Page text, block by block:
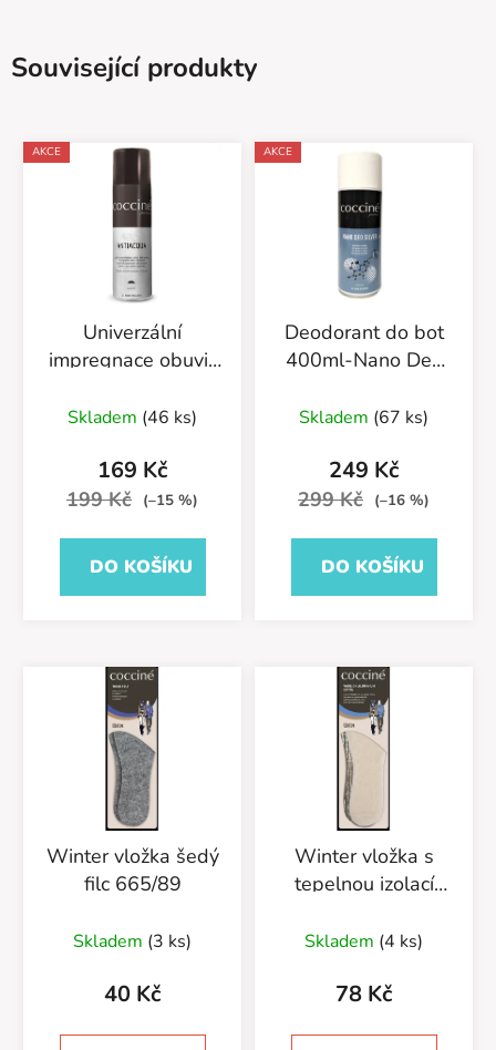
Související produkty
AKCE
Univerzální
impregnace obuvi-
55/58/250ML
Skladem (46 ks)
169 Kč
199 Kč (–15 %)
DO KOŠÍKU
AKCE
Deodorant do bot
400ml-Nano Deo
hodnocení
produktu
5
Skladem (67 ks)
249 Kč
299 Kč (–16 %)
DO KOŠÍKU
Winter vložka šedý
filc 665/89
Skladem (3 ks)
40 Kč
Winter vložka s
tepelnou izolací
Skladem (4 ks)
78 Kč